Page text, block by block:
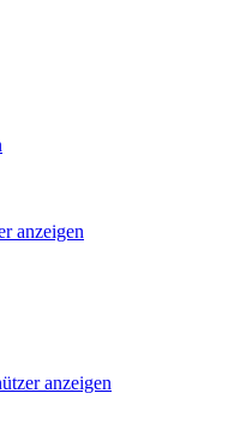
anzeigen
anzeigen